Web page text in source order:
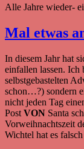
Alle Jahre wieder-
Mal etwas
In diesem Jahr hat
einfallen lassen.
selbstgebastelten
schon…?) sondern
nicht jeden Tag
Post VON Santa
Vorweihnachtszeit
Wichtel hat es